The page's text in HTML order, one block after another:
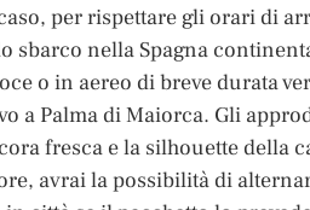
per rispettare gli orari di
sbarco nella Spagna
o in aereo di breve durata
a Palma di Maiorca. Gli
fresca e la silhouette della
avrai la possibilità di